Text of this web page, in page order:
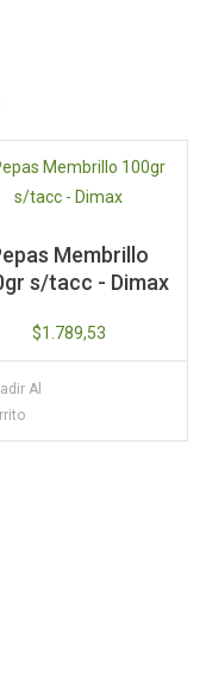
Membrillo
s/tacc - Dimax
$1.789,53
Al